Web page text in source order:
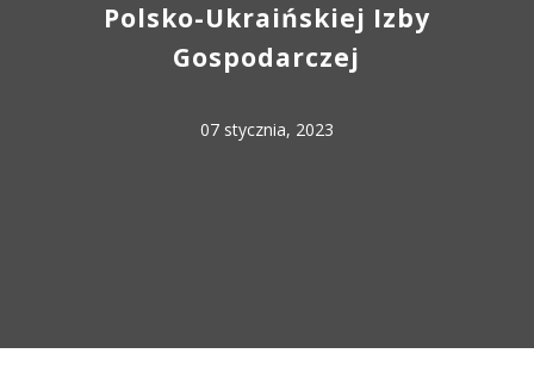
Polsko-Ukraińskiej Izby
Gospodarczej
07 stycznia, 2023